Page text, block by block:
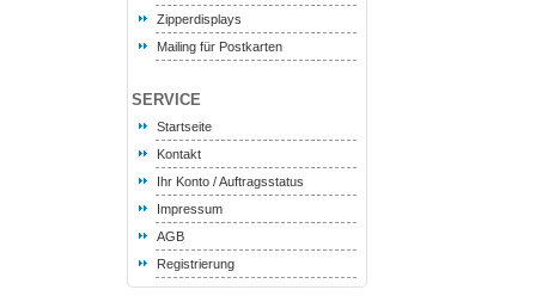
Zipperdisplays
Mailing für Postkarten
SERVICE
Startseite
Kontakt
Ihr Konto / Auftragsstatus
Impressum
AGB
Registrierung